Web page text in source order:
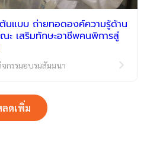
นแบบ ถ่ายทอดองค์ความรู้ด้าน
ะ เสริมทักษะอาชีพคนพิการสู่
จกรรมอบรมสัมมนา
ลดเพิ่ม